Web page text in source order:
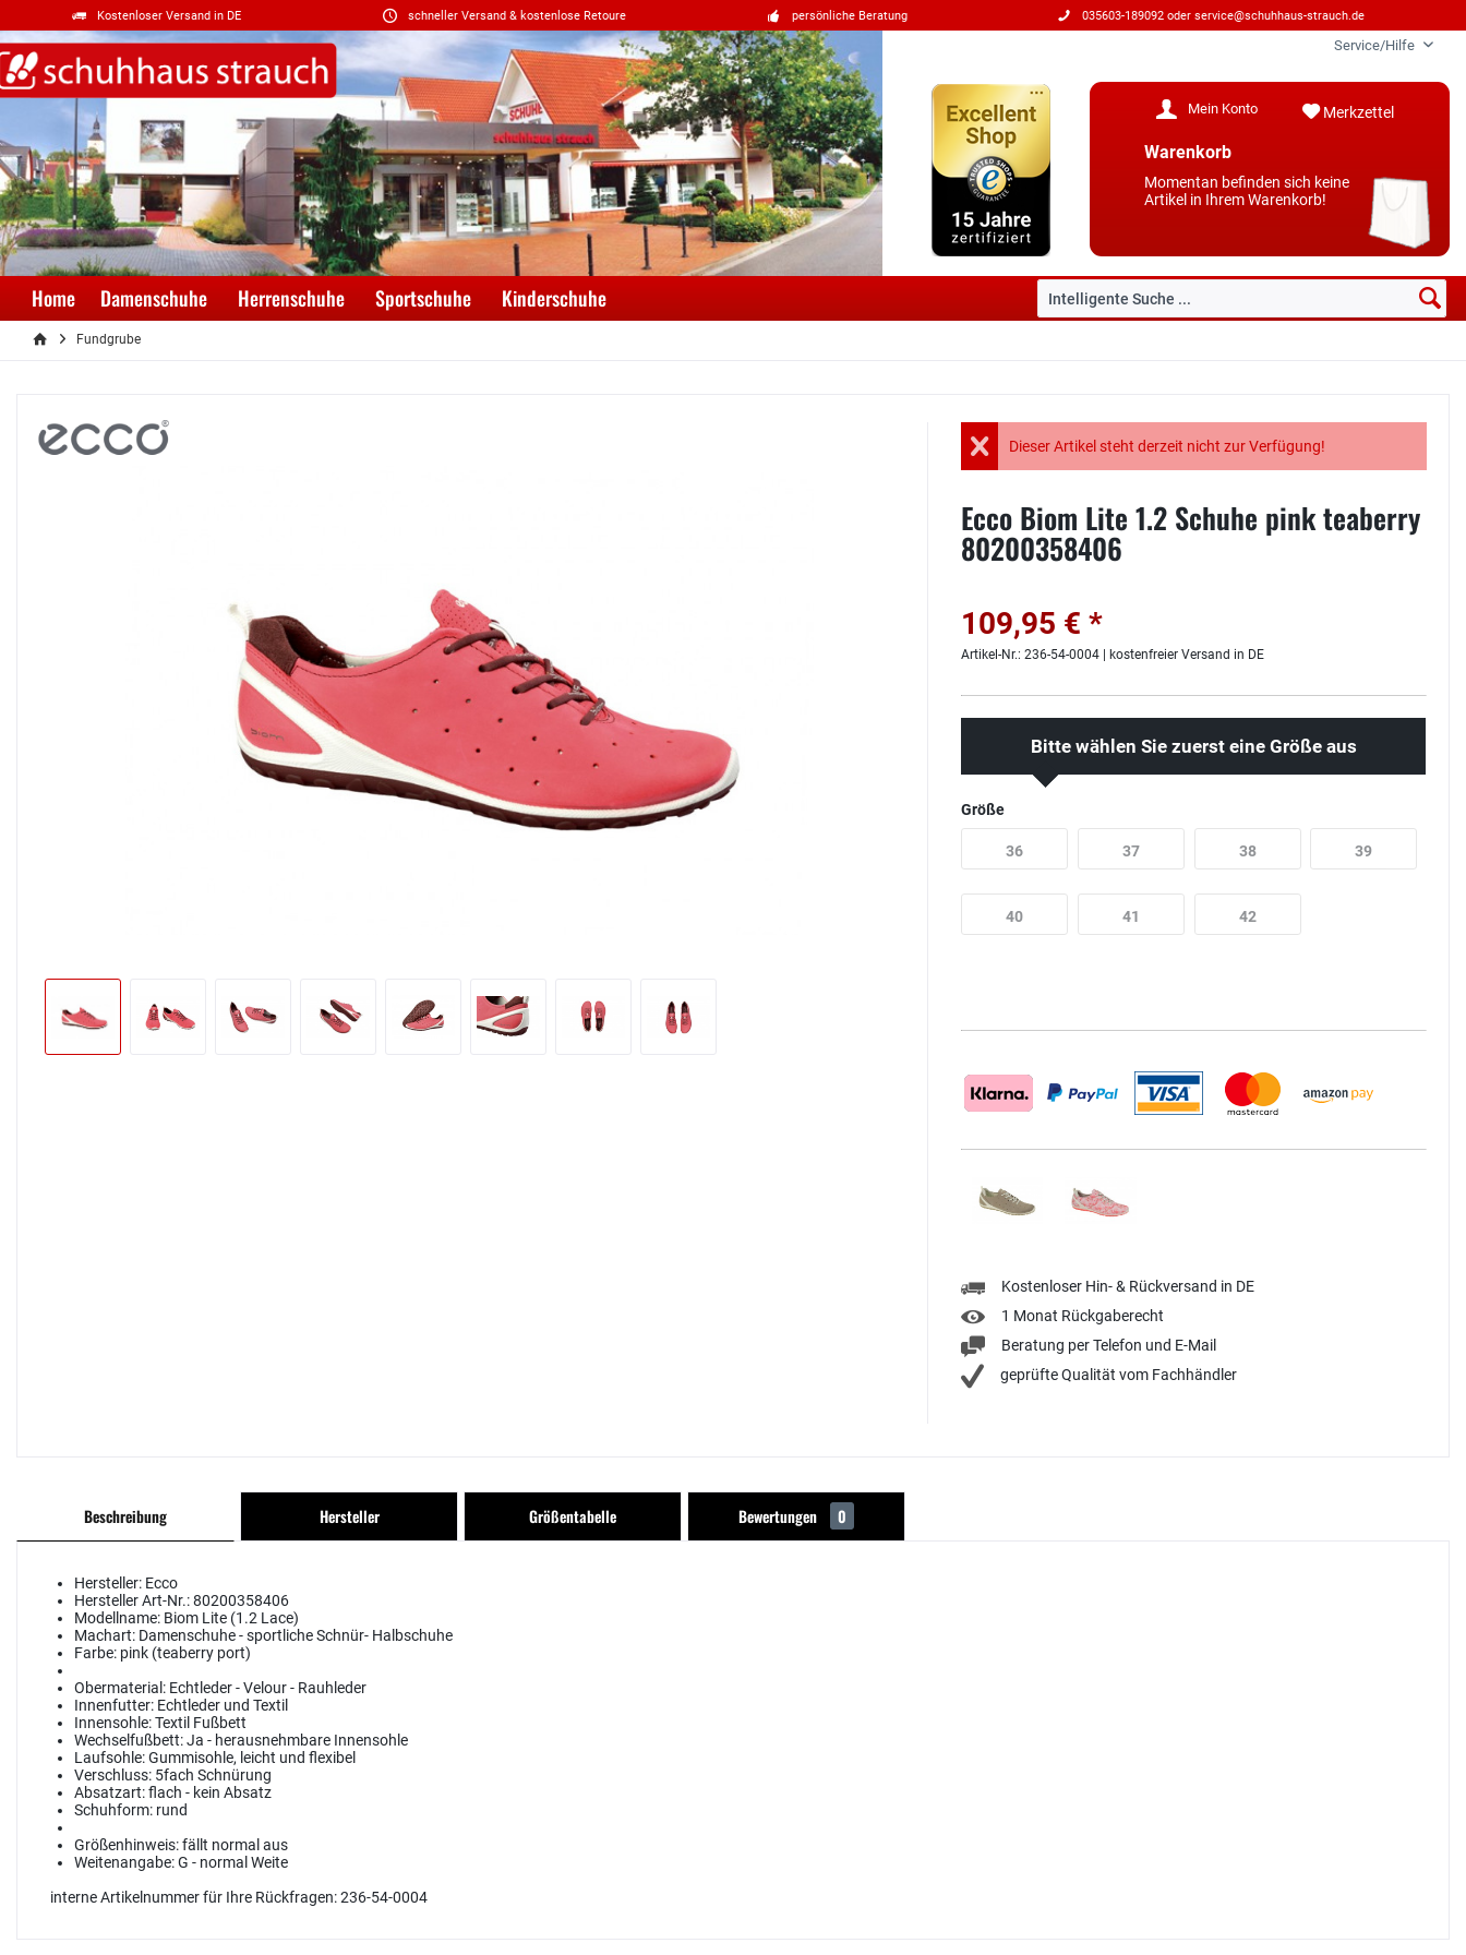
Kostenloser Versand in DE schneller Versand & kostenlose Retoure persönliche Beratung 035603-189092 oder service@schuhhaus-strauch.de
Service/Hilfe
Merkzettel
Mein Konto
Warenkorb
Momentan befinden sich keine
Artikel in Ihrem Warenkorb!
Home Damenschuhe Herrenschuhe Sportschuhe Kinderschuhe
Fundgrube
Dieser Artikel steht derzeit nicht zur Verfügung!
Ecco Biom Lite 1.2 Schuhe pink teaberry
80200358406
109,95 € *
Artikel-Nr.: 236-54-0004 | kostenfreier Versand in DE
Bitte wählen Sie zuerst eine Größe aus
Größe
36 37 38 39
40 41 42
Kostenloser Hin- & Rückversand in DE
1 Monat Rückgaberecht
Beratung per Telefon und E-Mail
geprüfte Qualität vom Fachhändler
Beschreibung Hersteller Größentabelle Bewertungen 0
Hersteller: Ecco
Hersteller Art-Nr.:80200358406
Modellname: Biom Lite (1.2 Lace)
Machart: Damenschuhe - sportliche Schnür- Halbschuhe
Farbe: pink (teaberry port)
Obermaterial: Echtleder - Velour - Rauhleder
Innenfutter: Echtleder und Textil
Innensohle:Textil Fußbett
Wechselfußbett:Ja - herausnehmbare Innensohle
Laufsohle:Gummisohle, leicht und flexibel
Verschluss: 5fach Schnürung
Absatzart:flach - kein Absatz
Schuhform: rund
Größenhinweis:fällt normal aus
Weitenangabe:G - normal Weite
interne Artikelnummer für Ihre Rückfragen: 236-54-0004